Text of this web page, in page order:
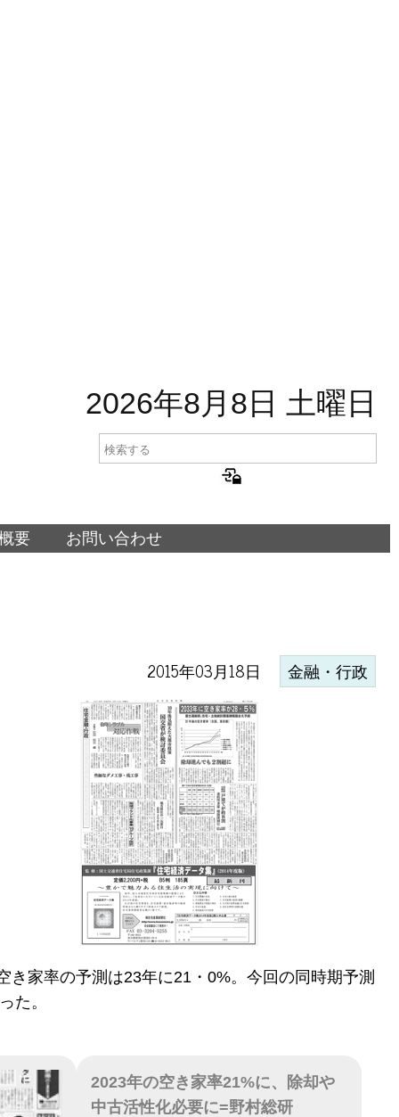
2026年8月8日 土曜日
要 お問い合わせ
2015年03月18日 金融・行政
家率の予測は23年に21・0%。今回の同時期予測
た。
2023年の空き家率21%に、除却や
中古活性化必要に=野村総研